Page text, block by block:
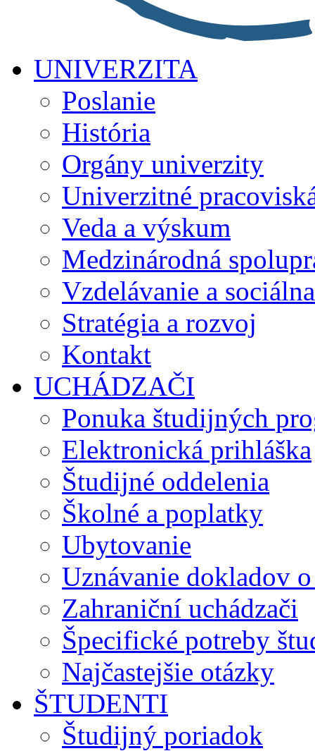
UNIVERZITA
Poslanie
História
Orgány univerzity
Univerzitné
Veda a výskum
Medzinárodná
Vzdelávanie a
Stratégia a rozvoj
Kontakt
UCHÁDZAČI
Ponuka študijných
Elektronická prihláška
Študijné oddelenia
Školné a poplatky
Ubytovanie
Uznávanie dokladov
Zahraniční uchádzači
Špecifické potreby
Najčastejšie otázky
ŠTUDENTI
Študijný poriadok